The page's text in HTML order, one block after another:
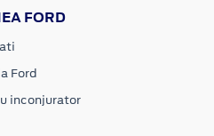
FORD
Ford
inconjurator